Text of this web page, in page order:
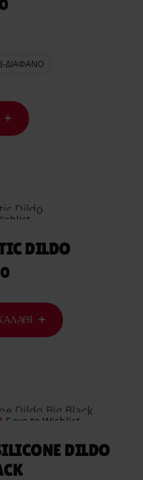
ΔΙΑΦΑΝΟ
DILDO
Save to Wishlist
DILDO